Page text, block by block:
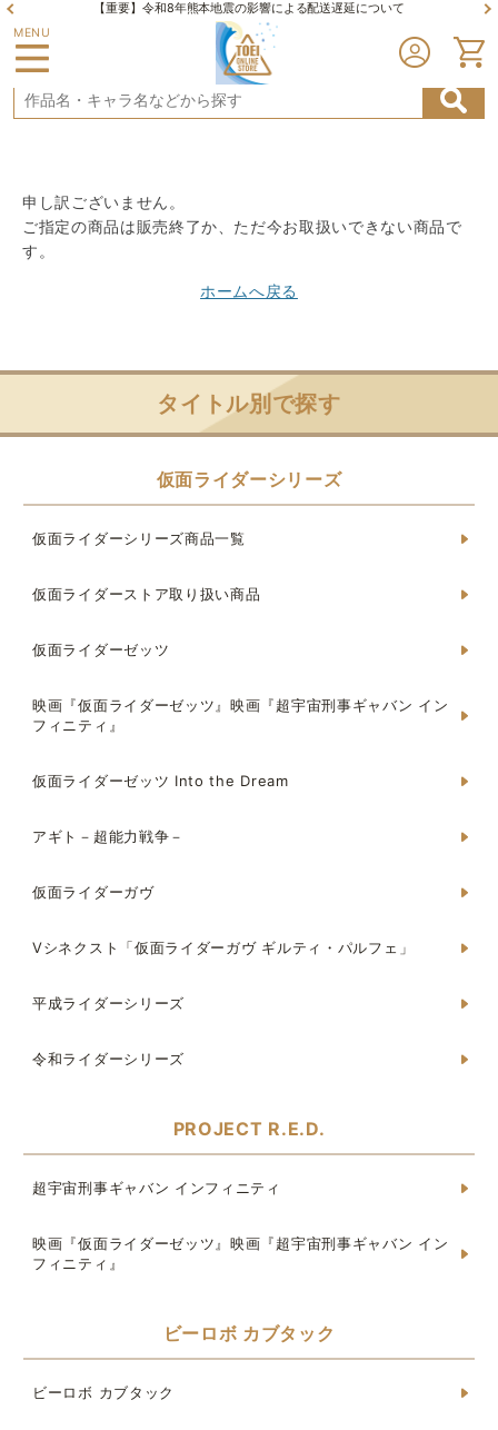
【重要】令和8年熊本地震の影響による配送遅延について
MENU
申し訳ございません。
ご指定の商品は販売終了か、ただ今お取扱いできない商品で
す。
ホームへ戻る
タイトル別で探す
仮面ライダーシリーズ
仮面ライダーシリーズ商品一覧
仮面ライダーストア取り扱い商品
仮面ライダーゼッツ
映画『仮面ライダーゼッツ』映画『超宇宙刑事ギャバン イン
フィニティ』
仮面ライダーゼッツ Into the Dream
アギト－超能力戦争－
仮面ライダーガヴ
Vシネクスト「仮面ライダーガヴ ギルティ・パルフェ」
平成ライダーシリーズ
令和ライダーシリーズ
PROJECT R.E.D.
超宇宙刑事ギャバン インフィニティ
映画『仮面ライダーゼッツ』映画『超宇宙刑事ギャバン イン
フィニティ』
ビーロボ カブタック
ビーロボ カブタック